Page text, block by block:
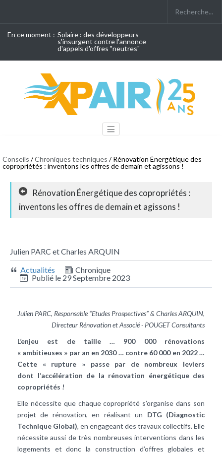
En ce moment : Solaire : des développeurs
s'insurgent contre l'annonce
d'appels d'offres "neutres"
Conseils /Chroniques techniques / Rénovation Énergétique des
copropriétés : inventons les offres de demain et agissons !
Rénovation Énergétique des copropriétés :
inventons les offres de demain et agissons !
Julien PARC et Charles ARQUIN
Actualités
Chronique
Publié le 29 Septembre 2023
Julien PARC, Responsable “Etudes Prospectives” & Charles ARQUIN,
Directeur Rénovation et Associé - POUGET Consultants
L’enjeu est de taille … 900 000 rénovations
« ambitieuses » par an en 2030 … contre 60 000 en 2022 …
Cette « rupture » passe par de nombreux leviers
dont l’accélération de la rénovation énergétique des
copropriétés !
Elle nécessite que chaque copropriété s’organise dans son
projet de rénovation, en réalisant un DTG (Diagnostic
Technique Global), en engageant des travaux collectifs. Elle
nécessite aussi de très nombreuses interventions dans les
logements et donc la construction d’offres globales et